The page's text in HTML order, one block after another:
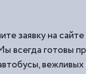
заявку на
всегда готовы